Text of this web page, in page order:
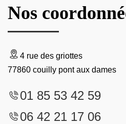
Nos
4 rue des griottes
77860 couilly pont aux dames
01 85 53 42 59
06 42 21 17 06